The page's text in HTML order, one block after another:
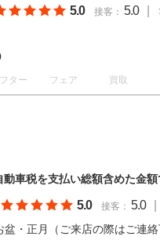
5.0 接客： 5.0
ター フェア 買取
車税を支払い総額含めた金額
5.0 接客： 5.0
盆・正月（ご来店の際はご連絡